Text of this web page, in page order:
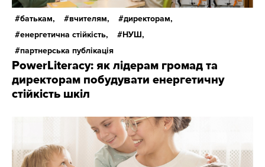
батькам, вчителям,
директорам,
енергетична стійкість,
НУШ,
партнерська публікація
PowerLiteracy: як лідерам громад та
директорам побудувати енергетичну
стійкість шкіл